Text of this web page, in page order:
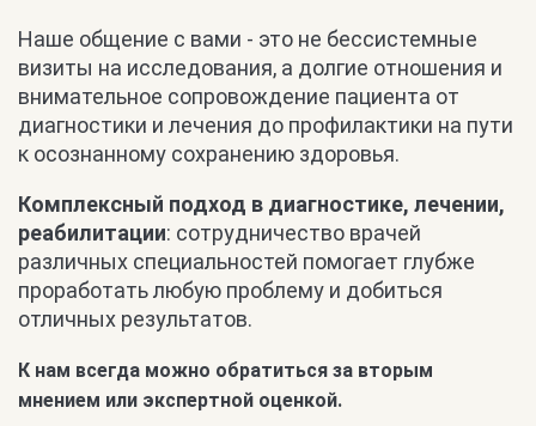
Наше общение с вами - это не бессистемные
визиты на исследования, а долгие отношения и
внимательное сопровождение пациента от
диагностики и лечения до профилактики на пути
к осознанному сохранению здоровья.
Комплексный подход в диагностике, лечении,
реабилитации: сотрудничество врачей
различных специальностей помогает глубже
проработать любую проблему и добиться
отличных результатов.
К нам всегда можно обратиться за вторым
мнением или экспертной оценкой.